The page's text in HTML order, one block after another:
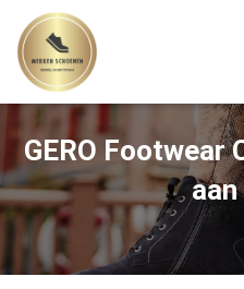
GERO